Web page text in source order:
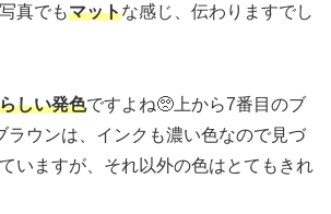
真でもマットな感じ、伝わりますでし
しい発色ですよね🥺上から7番目のブ
ラウンは、インクも濃い色なので見づ
いますが、それ以外の色はとてもきれ